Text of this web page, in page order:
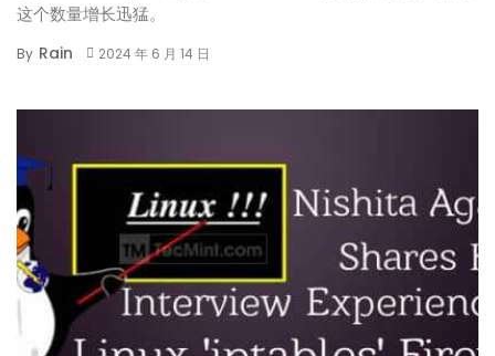
这个数量增长迅猛。
By Rain 2024 年 6 月 14 日